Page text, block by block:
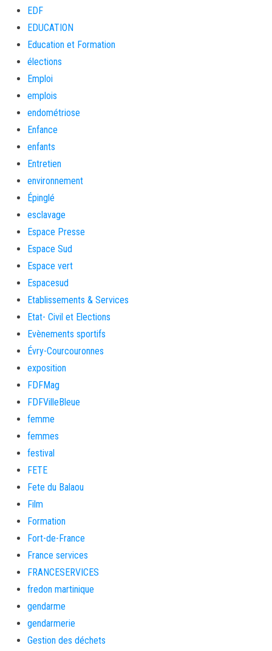
EDF
EDUCATION
Education et Formation
élections
Emploi
emplois
endométriose
Enfance
enfants
Entretien
environnement
Épinglé
esclavage
Espace Presse
Espace Sud
Espace vert
Espacesud
Etablissements & Services
Etat- Civil et Elections
Evènements sportifs
Évry-Courcouronnes
exposition
FDFMag
FDFVilleBleue
femme
femmes
festival
FETE
Fete du Balaou
Film
Formation
Fort-de-France
France services
FRANCESERVICES
fredon martinique
gendarme
gendarmerie
Gestion des déchets